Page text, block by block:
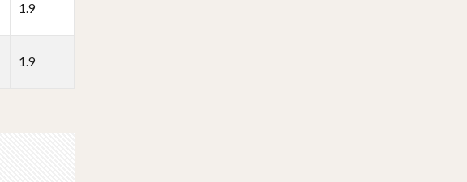
1.9
1.9